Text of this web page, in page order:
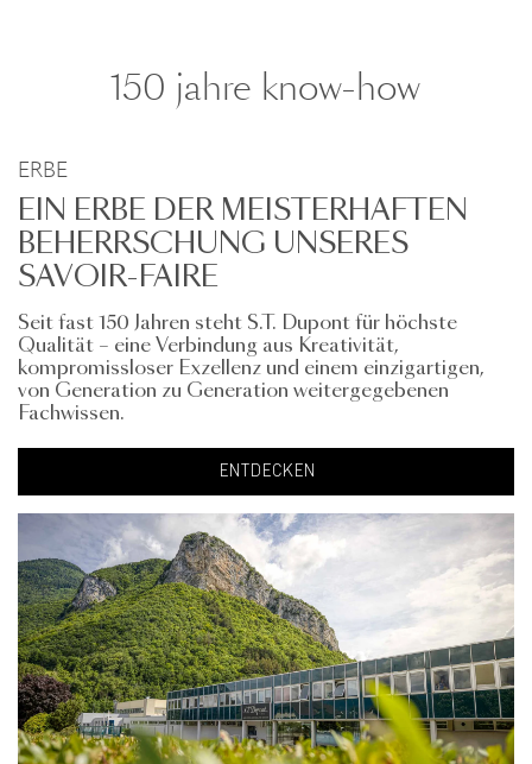
150 jahre know-how
ERBE
EIN ERBE DER MEISTERHAFTEN
BEHERRSCHUNG UNSERES
SAVOIR-FAIRE
Seit fast 150 Jahren steht S.T. Dupont für höchste
Qualität – eine Verbindung aus Kreativität,
kompromissloser Exzellenz und einem einzigartigen,
von Generation zu Generation weitergegebenen
Fachwissen.
ENTDECKEN